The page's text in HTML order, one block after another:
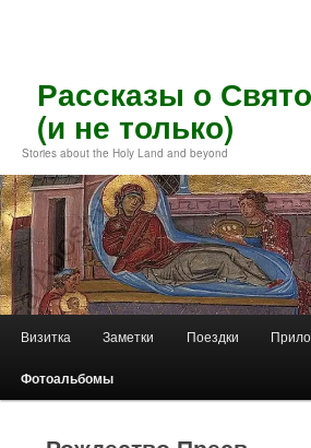
contentРассказы о
(и не только)
Stories about the Holy Land and beyond
Визитка Заметки Поездки
Фотоальбомы